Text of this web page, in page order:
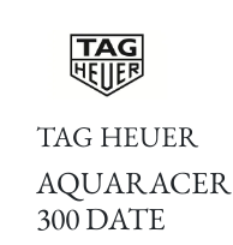
TAG HEUER
300 DATE